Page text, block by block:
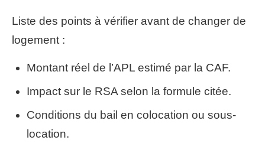
Liste des points à vérifier avant de changer de
logement :
Montant réel de l’APL estimé par la CAF.
Impact sur le RSA selon la formule citée.
Conditions du bail en colocation ou sous-
location.